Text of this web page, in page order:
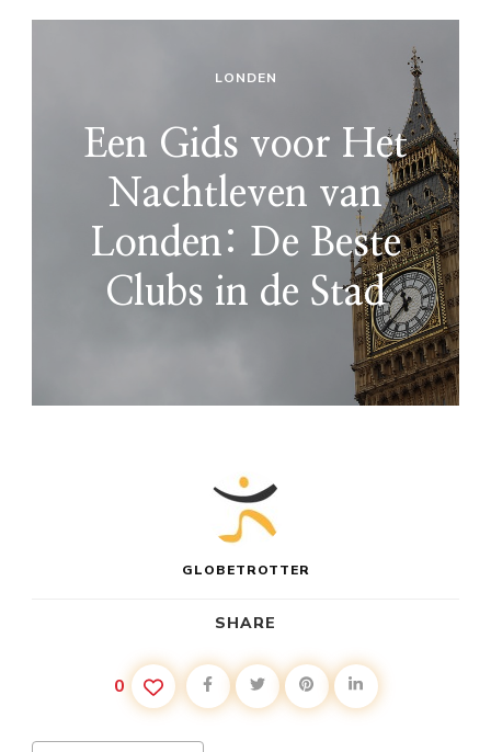
LONDEN
Een Gids voor Het
Nachtleven van
Londen: De Beste
Clubs in de Stad
GLOBETROTTER
SHARE
0